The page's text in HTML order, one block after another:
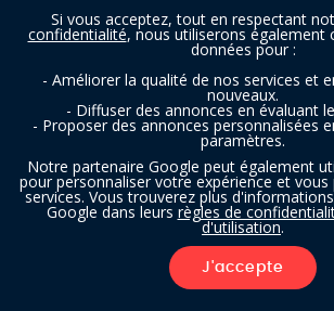
FILTRES
Autour Du Monde
Si vous acceptez, tout en respectant
confidentialité, nous utiliserons également
données pour :
- Améliorer la qualité de nos services et
nouveaux.
- Diffuser des annonces en évaluant
- Proposer des annonces personnalisées
paramètres.
Notre partenaire Google peut également
pour personnaliser votre expérience et
services. Vous trouverez plus
Google dans leurs règles de
d'utilisation.
J'accepte